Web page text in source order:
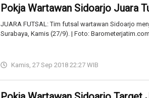
Pokja Wartawan Sidoarjo Juara
JUARA FUTSAL: Tim futsal wartawan Sidoarjo
Surabaya, Kamis (27/9). | Foto:
Kamis, 27 Sep 2018 22:27 WIB